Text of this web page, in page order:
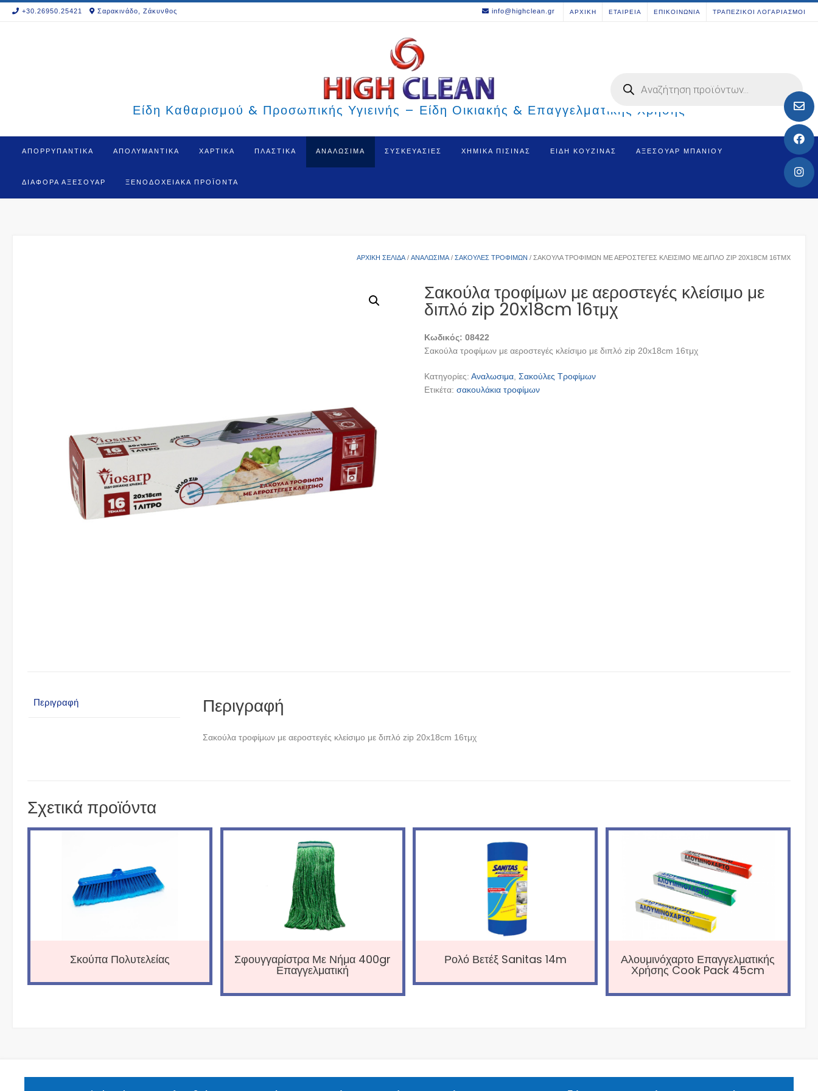
+30.26950.25421 Σαρακινάδο, Ζάκυνθος info@highclean.gr ΑΡΧΙΚΗ ΕΤΑΙΡΕΙΑ ΕΠΙΚΟΙΝΩΝΙΑ ΤΡΑΠΕΖΙΚΟΙ ΛΟΓΑΡΙΑΣΜΟΙ
Είδη Καθαρισμού & Προσωπικής Υγιεινής – Είδη Οικιακής & Επαγγελματικής Χρήσης
search
ΑΠΟΡΡΥΠΑΝΤΙΚΑ ΑΠΟΛΥΜΑΝΤΙΚΑ ΧΑΡΤΙΚΑ ΠΛΑΣΤΙΚΑ ΑΝΑΛΩΣΙΜΑ ΣΥΣΚΕΥΑΣΙΕΣ ΧΗΜΙΚΑ ΠΙΣΙΝΑΣ ΕΊΔΗ ΚΟΥΖΊΝΑΣ ΑΞΕΣΟΥΆΡ ΜΠΆΝΙΟΥ
ΔΙΆΦΟΡΑ ΑΞΕΣΟΥΆΡ ΞΕΝΟΔΟΧΕΙΑΚΆ ΠΡΟΪΌΝΤΑ
ΑΡΧΙΚΉ ΣΕΛΊΔΑ / ΑΝΑΛΩΣΙΜΑ / ΣΑΚΟΎΛΕΣ ΤΡΟΦΊΜΩΝ / ΣΑΚΟΎΛΑ ΤΡΟΦΊΜΩΝ ΜΕ ΑΕΡΟΣΤΕΓΈΣ ΚΛΕΊΣΙΜΟ ΜΕ ΔΙΠΛΌ ZIP 20X18CM 16ΤΜΧ
Σακούλα τροφίμων με αεροστεγές κλείσιμο με
διπλό zip 20x18cm 16τμχ
Κωδικός: 08422
Σακούλα τροφίμων με αεροστεγές κλείσιμο με διπλό zip 20x18cm 16τμχ
Κατηγορίες:Αναλωσιμα ,Σακούλες Τροφίμων
Ετικέτα:σακουλάκια τροφίμων
Περιγραφή Περιγραφή
Σακούλα τροφίμων με αεροστεγές κλείσιμο με διπλό zip 20x18cm 16τμχ
Σχετικά προϊόντα
Σκούπα Πολυτελείας Σφουγγαρίστρα Με Νήμα 400gr
Επαγγελματική
Ρολό Βετέξ Sanitas 14m Αλουμινόχαρτο Επαγγελματικής
Χρήσης Cook Pack 45cm